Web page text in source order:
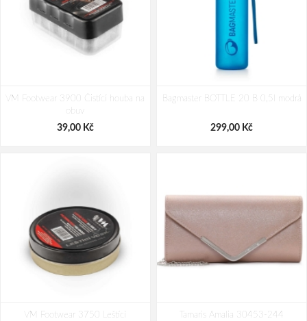
VM Footwear 3900 Čistící houba na
obuv
39,00 Kč
Bagmaster BOTTLE 20 B 0,5l modrá
299,00 Kč
VM Footwear 3750 Leštící
Tamaris Amalia 30453-244